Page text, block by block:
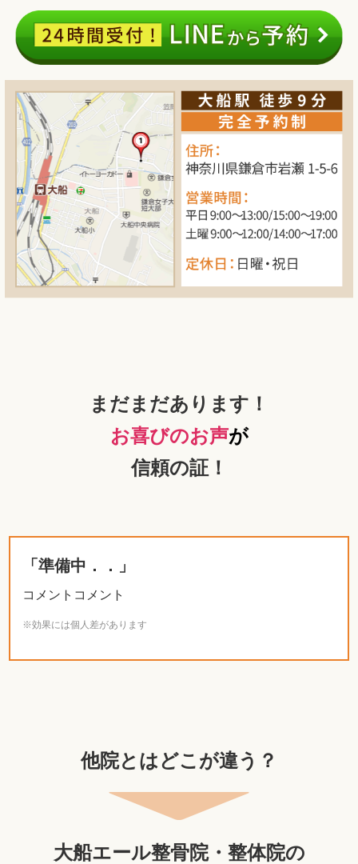
まだまだあります！
お喜びのお声が
信頼の証！
「準備中．．」
コメントコメント
※効果には個人差があります
他院とはどこが違う？
大船エール整骨院・整体院の